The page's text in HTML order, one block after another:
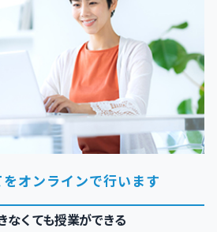
オンラインで行います
なくても授業ができる